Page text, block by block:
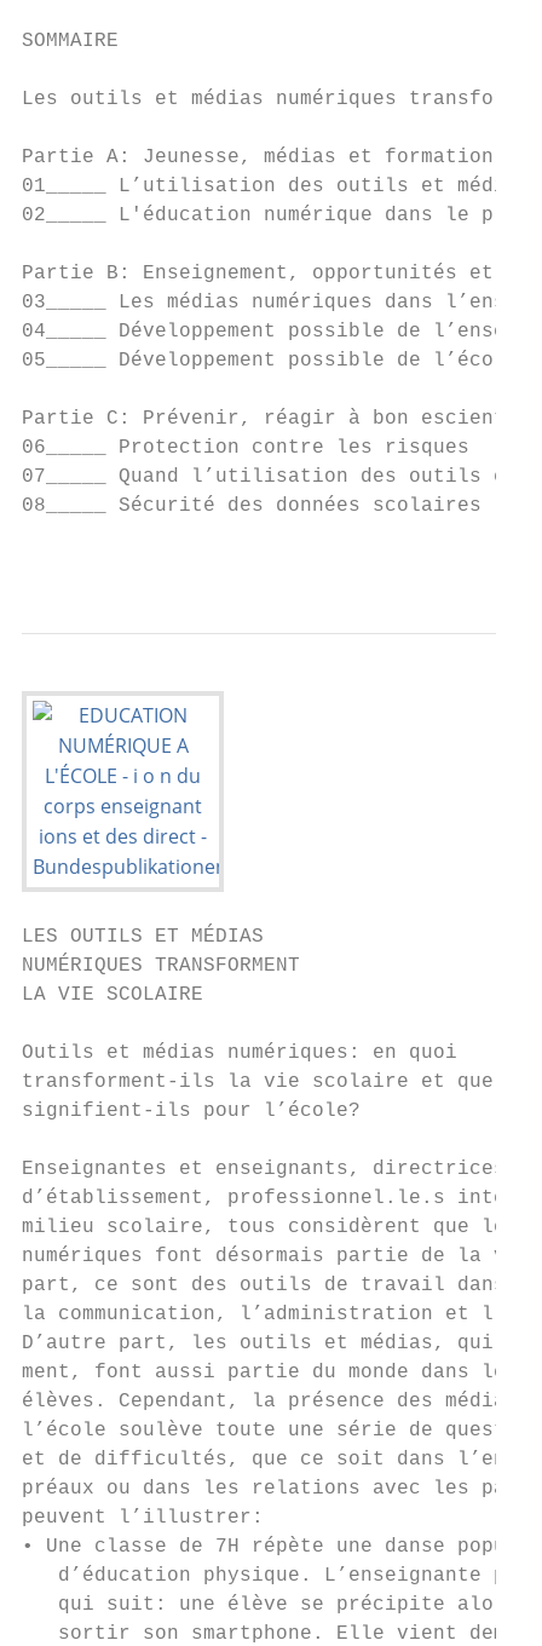
SOMMAIRE
Les outils et médias numériques
Partie A: Jeunesse, médias et
01_____ L’utilisation des outils et
02_____ L'éducation numérique
Partie B: Enseignement, opportunités
03_____ Les médias numériques
04_____ Développement possible de
05_____ Développement possible de
Partie C: Prévenir, réagir à bon
06_____ Protection contre les
07_____ Quand l’utilisation des outils et
08_____ Sécurité des données
LES OUTILS ET MÉDIAS
NUMÉRIQUES TRANSFORMENT
LA VIE SCOLAIRE
Outils et médias numériques: en quoi
transforment-ils la vie scolaire et que
signifient-ils pour l’école?
Enseignantes et enseignants, directrices
d’établissement, professionnel.le.s
milieu scolaire, tous considèrent que
numériques font désormais partie de la
part, ce sont des outils de travail dans
la communication, l’administration et
D’autre part, les outils et médias, qui
ment, font aussi partie du monde dans
élèves. Cependant, la présence des médias
l’école soulève toute une série de
et de difficultés, que ce soit dans
préaux ou dans les relations avec les
peuvent l’illustrer:
• Une classe de 7H répète une danse
d’éducation physique. L’enseignante
qui suit: une élève se précipite alors
sortir son smartphone. Elle vient